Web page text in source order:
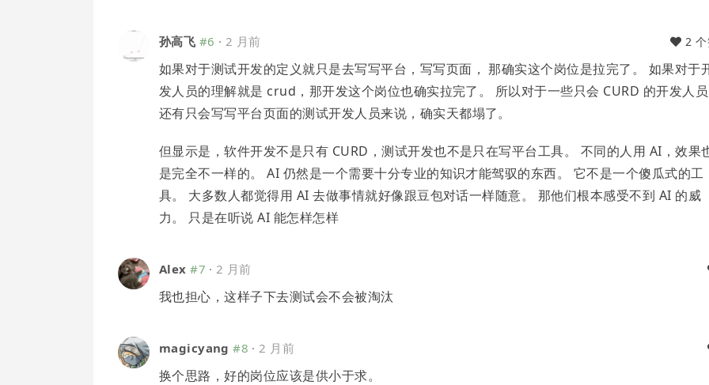
孙高飞 #6 · 2 月前 2
如果对于测试开发的定义就只是去写写平台，写写页面， 那确实这个岗位是拉完了。 如果对于
发人员的理解就是 crud，那开发这个岗位也确实拉完了。 所以对于一些只会 CURD 的开发人
还有只会写写平台页面的测试开发人员来说，确实天都塌了。
但显示是，软件开发不是只有 CURD，测试开发也不是只在写平台工具。 不同的人用 AI，效果
是完全不一样的。 AI 仍然是一个需要十分专业的知识才能驾驭的东西。 它不是一个傻瓜式的工
具。 大多数人都觉得用 AI 去做事情就好像跟豆包对话一样随意。 那他们根本感受不到 AI 的威
力。 只是在听说 AI 能怎样怎样
Alex #7 · 2 月前
我也担心，这样子下去测试会不会被淘汰
magicyang #8 · 2 月前
换个思路，好的岗位应该是供小于求。